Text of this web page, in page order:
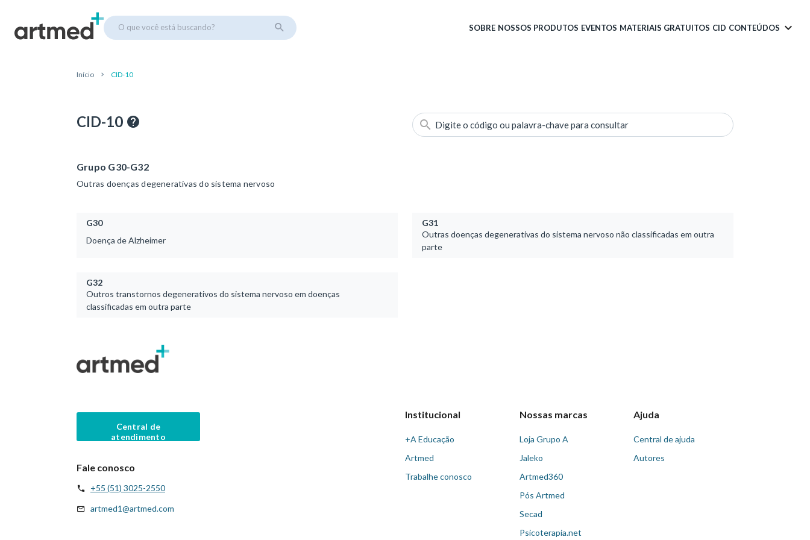
O que você está buscando? SOBRE NOSSOS PRODUTOS EVENTOS MATERIAIS GRATUITOS CID CONTEÚDOS
Início CID-10
CID-10 Digite o código ou palavra-chave para consultar
Grupo G30-G32
Outras doenças degenerativas do sistema nervoso
G30
Doença de Alzheimer
G31
Outras doenças degenerativas do sistema nervoso não classificadas em outra
parte
G32
Outros transtornos degenerativos do sistema nervoso em doenças
classificadas em outra parte
Central de
atendimento
Fale conosco
+55 (51) 3025-2550
artmed1@artmed.com
Institucional
+A Educação
Artmed
Trabalhe conosco
Nossas marcas
Loja Grupo A
Jaleko
Artmed360
Pós Artmed
Secad
Psicoterapia.net
Ajuda
Central de ajuda
Autores